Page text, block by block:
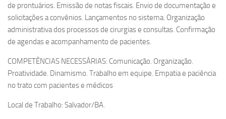
de prontuários. Emissão de notas fiscais. Envio de documentação e
solicitações a convênios. Lançamentos no sistema. Organização
administrativa dos processos de cirurgias e consultas. Confirmação
de agendas e acompanhamento de pacientes.
COMPETÊNCIAS NECESSÁRIAS: Comunicação. Organização.
Proatividade. Dinamismo. Trabalho em equipe. Empatia e paciência
no trato com pacientes e médicos
Local de Trabalho: Salvador/BA.